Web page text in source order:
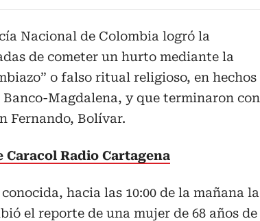
Nacional de Colombia logró la
de cometer un hurto mediante la
o falso ritual religioso, en hechos
Magdalena, y que terminaron con
Fernando, Bolívar.
Radio Cartagena
hacia las 10:00 de la mañana la
el reporte de una mujer de 68 años de